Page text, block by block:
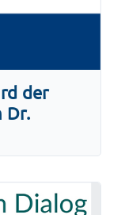
der
Dr.